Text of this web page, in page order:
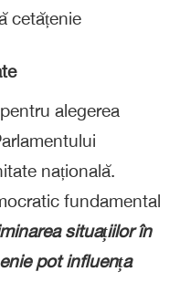
cetățenie
alegerea
națională.
fundamental
situațiilor în
pot influența